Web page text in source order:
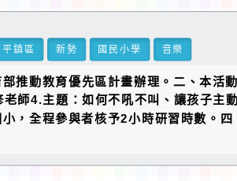
平鎮區 新勢 國民小學 音樂
推動教育優先區計畫辦理。二、本
師4.主題：如何不吼不叫、讓孩子
，全程參與者核予2小時研習時數。